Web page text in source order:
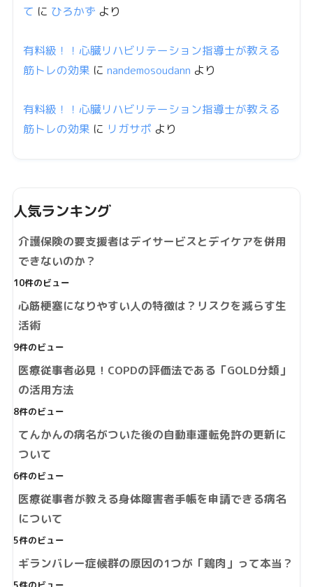
て に ひろかず より
有料級！！心臓リハビリテーション指導士が教える
筋トレの効果 に nandemosoudann より
有料級！！心臓リハビリテーション指導士が教える
筋トレの効果 に リガサポ より
人気ランキング
介護保険の要支援者はデイサービスとデイケアを併用
できないのか？
10件のビュー
心筋梗塞になりやすい人の特徴は？リスクを減らす生
活術
9件のビュー
医療従事者必見！COPDの評価法である「GOLD分類」
の活用方法
8件のビュー
てんかんの病名がついた後の自動車運転免許の更新に
ついて
6件のビュー
医療従事者が教える身体障害者手帳を申請できる病名
について
5件のビュー
ギランバレー症候群の原因の1つが「鶏肉」って本当？